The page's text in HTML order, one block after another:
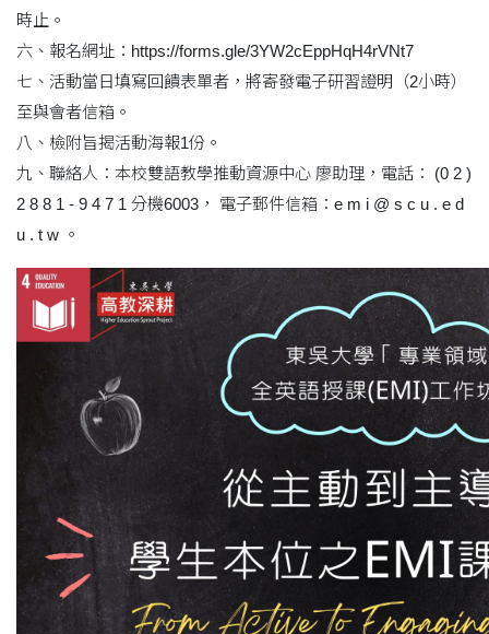
時止。
六、報名網址：https://forms.gle/3YW2cEppHqH4rVNt7
七、活動當日填寫回饋表單者，將寄發電子研習證明（2小時）
至與會者信箱。
八、檢附旨揭活動海報1份。
九、聯絡人：本校雙語教學推動資源中心 廖助理，電話： (0 2 )
2 8 8 1 - 9 4 7 1 分機6003， 電子郵件信箱：e m i @ s c u . e d
u . t w 。